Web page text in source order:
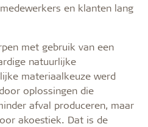
en klanten lang
met gebruik van een
natuurlijke
materiaalkeuze werd
oplossingen die
afval produceren, maar
akoestiek. Dat is de